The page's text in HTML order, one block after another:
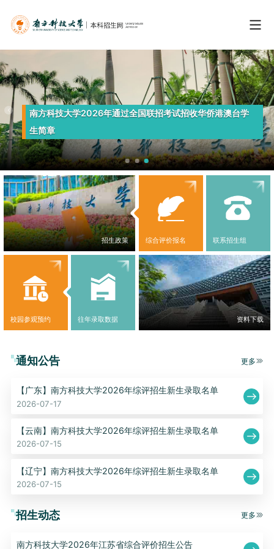
南方科技大学2026年通过全国联招考试招收华侨港澳台学
生简章
招生政策 综合评价报名 联系招生组
校园参观预约 往年录取数据 资料下载
通知公告 更多
【广东】南方科技大学2026年综评招生新生录取名单
2026-07-17
【云南】南方科技大学2026年综评招生新生录取名单
2026-07-15
【辽宁】南方科技大学2026年综评招生新生录取名单
2026-07-15
招生动态 更多
南方科技大学2026年江苏省综合评价招生公告